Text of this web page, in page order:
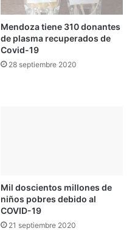
Mendoza tiene 310 donantes
de plasma recuperados de
Covid-19
28 septiembre 2020
Mil doscientos millones de
niños pobres debido al
COVID-19
21 septiembre 2020